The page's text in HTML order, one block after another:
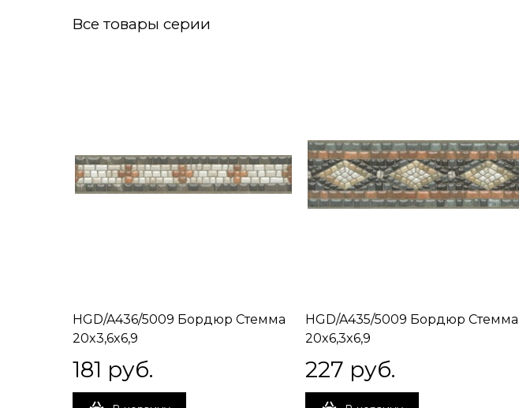
Все товары серии
HGD/A436/5009 Бордюр Стемма
20x3,6x6,9
181 руб.
HGD/A435/5009 Бордюр Стемма
20x6,3x6,9
227 руб.